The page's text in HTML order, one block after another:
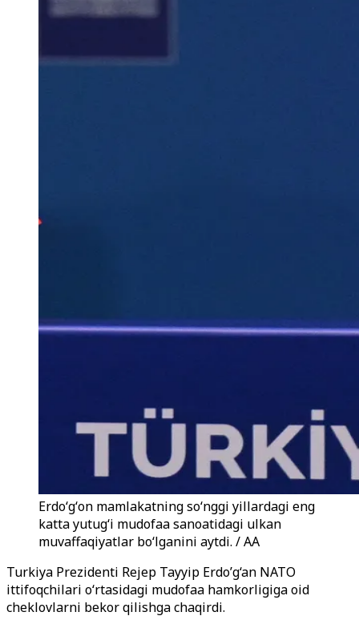
Erdoʻgʻon mamlakatning soʻnggi yillardagi eng
katta yutugʻi mudofaa sanoatidagi ulkan
muvaffaqiyatlar boʻlganini aytdi. / AA
Turkiya Prezidenti Rejep Tayyip Erdo’g‘an NATO
ittifoqchilari o‘rtasidagi mudofaa hamkorligiga oid
cheklovlarni bekor qilishga chaqirdi.